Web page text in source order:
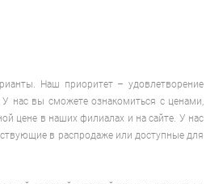
Наш приоритет – удовлетворение
нас вы сможете ознакомиться с ценами,
цене в наших филиалах и на сайте. У нас
в распродаже или доступные для